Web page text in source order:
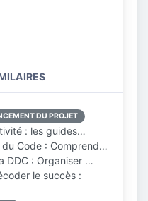
DU PROJET
: les guides…
Code : Comprend…
DDC : Organiser …
le succès :